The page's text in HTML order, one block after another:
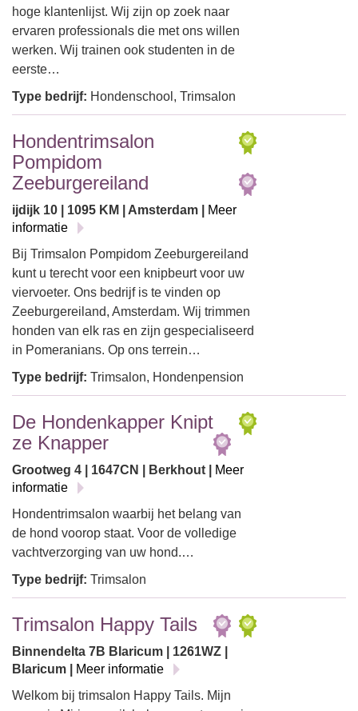
hoge klantenlijst. Wij zijn op zoek naar
ervaren professionals die met ons willen
werken. Wij trainen ook studenten in de
eerste…
Type bedrijf: Hondenschool, Trimsalon
Hondentrimsalon
Pompidom
Zeeburgereiland
ijdijk 10 | 1095 KM | Amsterdam |
Meer
informatie
Bij Trimsalon Pompidom Zeeburgereiland
kunt u terecht voor een knipbeurt voor uw
viervoeter. Ons bedrijf is te vinden op
Zeeburgereiland, Amsterdam. Wij trimmen
honden van elk ras en zijn gespecialiseerd
in Pomeranians. Op ons terrein…
Type bedrijf: Trimsalon, Hondenpension
De Hondenkapper Knipt
ze Knapper
Grootweg 4 | 1647CN | Berkhout |
Meer
informatie
Hondentrimsalon waarbij het belang van
de hond voorop staat. Voor de volledige
vachtverzorging van uw hond.…
Type bedrijf: Trimsalon
Trimsalon Happy Tails
Binnendelta 7B Blaricum | 1261WZ |
Blaricum |
Meer informatie
Welkom bij trimsalon Happy Tails. Mijn